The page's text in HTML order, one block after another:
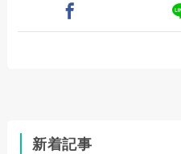
新着記事